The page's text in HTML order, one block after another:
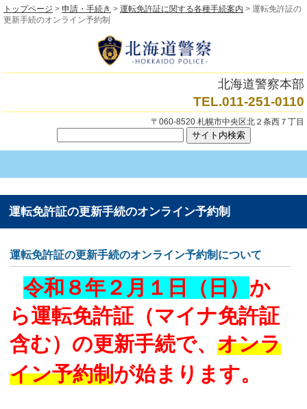
トップページ > 申請・手続き > 運転免許証に関する各種手続案内 > 運転免許証の
更新手続のオンライン予約制
北海道警察本部
TEL.011-251-0110
〒060-8520 札幌市中央区北２条西７丁目
運転免許証の更新手続のオンライン予約制
運転免許証の更新手続のオンライン予約制について
令和８年２月１日（日） か
ら運転免許証（マイナ免許証
含む）の更新手続で、 オンラ
イン予約制が始まります。